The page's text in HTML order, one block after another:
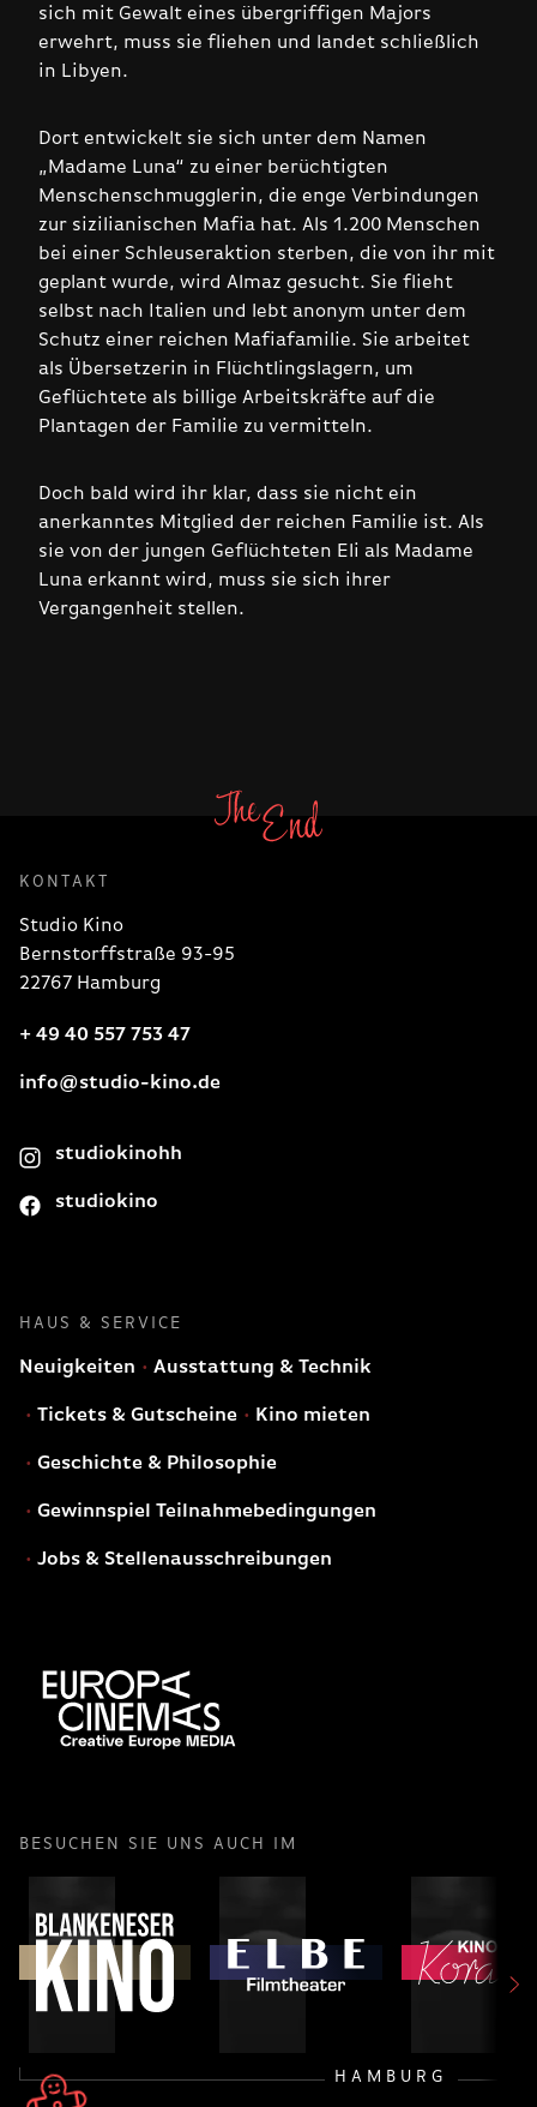
sich mit Gewalt eines übergriffigen Majors
erwehrt, muss sie fliehen und landet schließlich
in Libyen.
Dort entwickelt sie sich unter dem Namen
„Madame Luna“ zu einer berüchtigten
Menschenschmugglerin, die enge Verbindungen
zur sizilianischen Mafia hat. Als 1.200 Menschen
bei einer Schleuseraktion sterben, die von ihr mit
geplant wurde, wird Almaz gesucht. Sie flieht
selbst nach Italien und lebt anonym unter dem
Schutz einer reichen Mafiafamilie. Sie arbeitet
als Übersetzerin in Flüchtlingslagern, um
Geflüchtete als billige Arbeitskräfte auf die
Plantagen der Familie zu vermitteln.
Doch bald wird ihr klar, dass sie nicht ein
anerkanntes Mitglied der reichen Familie ist. Als
sie von der jungen Geflüchteten Eli als Madame
Luna erkannt wird, muss sie sich ihrer
Vergangenheit stellen.
KONTAKT
Studio Kino
Bernstorffstraße 93-95
22767 Hamburg
+ 49 40 557 753 47
info@studio-kino.de
studiokinohh
studiokino
HAUS & SERVICE
Neuigkeiten Ausstattung & Technik
Tickets & Gutscheine Kino mieten
Geschichte & Philosophie
Gewinnspiel Teilnahmebedingungen
Jobs & Stellenausschreibungen
BESUCHEN SIE UNS AUCH IM
HAMBURG